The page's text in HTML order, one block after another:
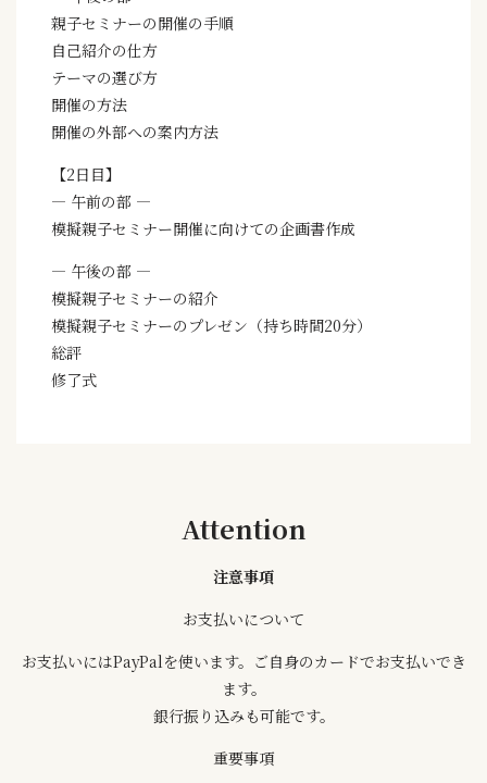
親子セミナーの開催の手順
自己紹介の仕方
テーマの選び方
開催の方法
開催の外部への案内方法
【2日目】
— 午前の部 —
模擬親子セミナー開催に向けての企画書作成
— 午後の部 —
模擬親子セミナーの紹介
模擬親子セミナーのプレゼン（持ち時間20分）
総評
修了式
Attention
注意事項
お支払いについて
お支払いにはPayPalを使います。ご自身のカードでお支払いでき
ます。
銀行振り込みも可能です。
重要事項